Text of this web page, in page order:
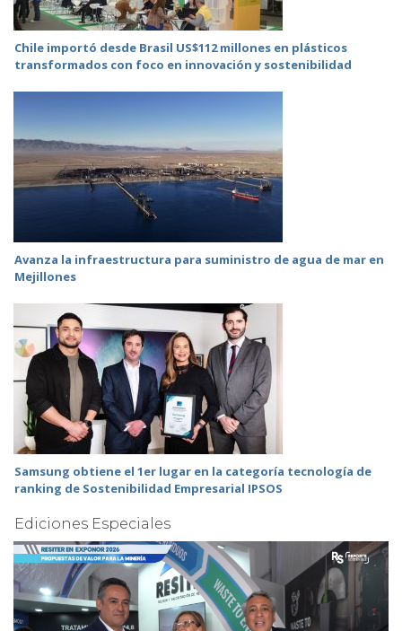
Chile importó desde Brasil US$112 millones en plásticos
transformados con foco en innovación y sostenibilidad
Avanza la infraestructura para suministro de agua de mar en
Mejillones
Samsung obtiene el 1er lugar en la categoría tecnología de
ranking de Sostenibilidad Empresarial IPSOS
Ediciones Especiales